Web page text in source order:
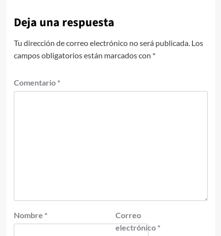
Deja una respuesta
Tu dirección de correo electrónico no será publicada. Los
campos obligatorios están marcados con *
Comentario *
Nombre *
Correo
electrónico *